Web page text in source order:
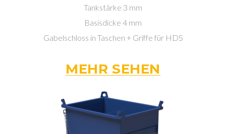
Tankstärke 3 mm
Basisdicke 4 mm
Gabelschloss in Taschen + Griffe für HDS
MEHR SEHEN